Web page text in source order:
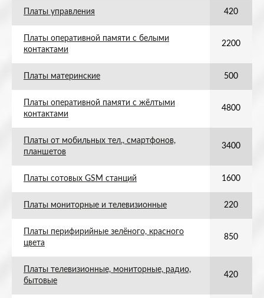
Платы управления 420
Платы оперативной памяти с белыми
контактами
2200
Платы материнские 500
Платы оперативной памяти с жёлтыми
контактами
4800
Платы от мобильных тел., смартфонов,
планшетов
3400
Платы сотовых GSM станций 1600
Платы мониторные и телевизионные 220
Платы перифирийные зелёного, красного
цвета
850
Платы телевизионные, мониторные, радио,
бытовые
420